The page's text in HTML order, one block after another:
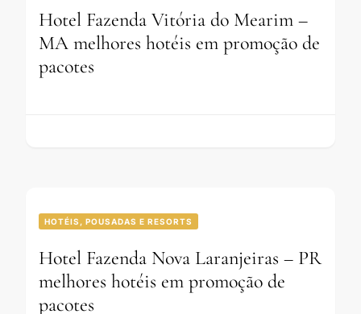
Hotel Fazenda Vitória do Mearim –
MA melhores hotéis em promoção de
pacotes
HOTÉIS, POUSADAS E RESORTS
Hotel Fazenda Nova Laranjeiras – PR
melhores hotéis em promoção de
pacotes